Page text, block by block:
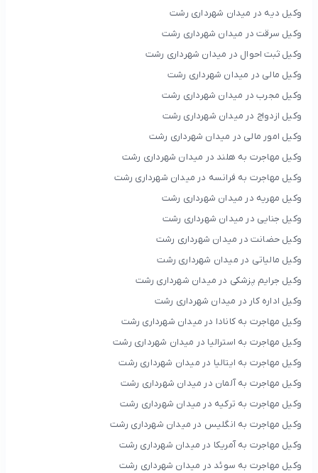
وکیل دیه در میدان شهرداری رشت
وکیل سرقت در میدان شهرداری رشت
وکیل ثبت احوال در میدان شهرداری رشت
وکیل مالی در میدان شهرداری رشت
وکیل مجرب در میدان شهرداری رشت
وکیل ازدواج در میدان شهرداری رشت
وکیل امور مالی در میدان شهرداری رشت
وکیل مهاجرت به هلند در میدان شهرداری رشت
وکیل مهاجرت به فرانسه در میدان شهرداری رشت
وکیل مهریه در میدان شهرداری رشت
وکیل جنایی در میدان شهرداری رشت
وکیل حضانت در میدان شهرداری رشت
وکیل مالیاتی در میدان شهرداری رشت
وکیل جرایم پزشکی در میدان شهرداری رشت
وکیل اداره کار در میدان شهرداری رشت
وکیل مهاجرت به کانادا در میدان شهرداری رشت
وکیل مهاجرت به استرالیا در میدان شهرداری رشت
وکیل مهاجرت به ایتالیا در میدان شهرداری رشت
وکیل مهاجرت به آلمان در میدان شهرداری رشت
وکیل مهاجرت به ترکیه در میدان شهرداری رشت
وکیل مهاجرت به انگلیس در میدان شهرداری رشت
وکیل مهاجرت به آمریکا در میدان شهرداری رشت
وکیل مهاجرت به سوئد در میدان شهرداری رشت